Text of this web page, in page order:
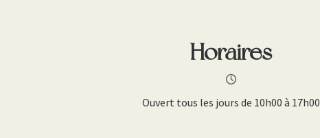
Horaires
Ouvert tous les jours de 10h00 à 17h00